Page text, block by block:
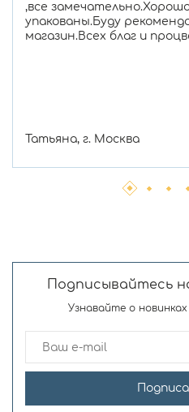
,все
упакованы.Буду
магазин.Всех благ и
Татьяна, г. Москва
Подписывайтесь
Узнавайте о